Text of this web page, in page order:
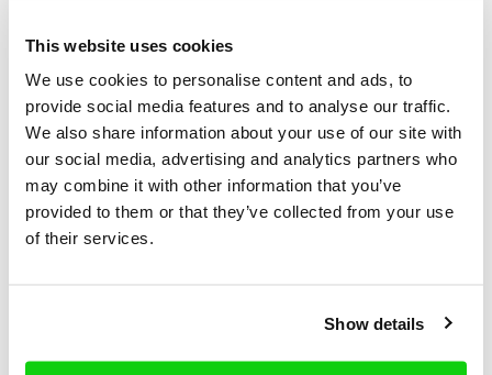
This website uses cookies
We use cookies to personalise content and ads, to
provide social media features and to analyse our traffic.
We also share information about your use of our site with
our social media, advertising and analytics partners who
may combine it with other information that you’ve
provided to them or that they’ve collected from your use
of their services.
Show details
Nach 90 Tagen Nutzung unserer Website löscht
Ihr Browser automatisch die dort abgelegten
Cookies. Wenn Sie in den Optionen Ihres
Browsers "Cookies löschen/löschen" wählen,
werden alle Cookies auf Ihrem Computer
vernichtet, auch die, die noch nicht abgelaufen
sind. Bei Ihrem nächsten Besuch werden Sie